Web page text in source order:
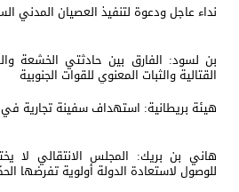
نداء عاجل ودعوة لتنفيذ العصيان
بن لسود: الفارق بين حادثتي الخشعة
القتالية والثبات المعنوي للقوات الجنوبية
هيئة بريطانية: استهداف سفينة تجارية
هاني بن بريك: المجلس الانتقالي لا
للوصول لاستعادة الدولة أولوية تفرضها